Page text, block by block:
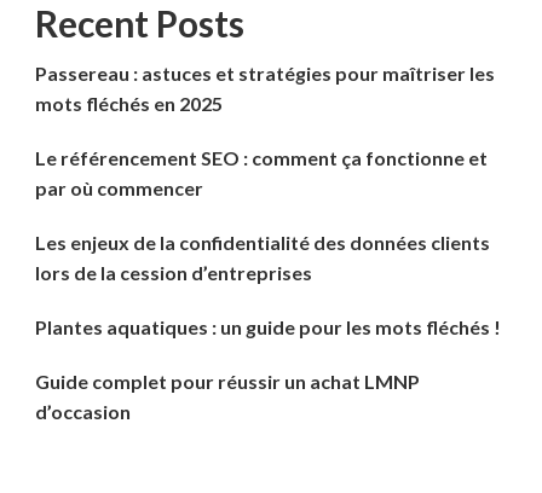
Recent Posts
Passereau : astuces et stratégies pour maîtriser les
mots fléchés en 2025
Le référencement SEO : comment ça fonctionne et
par où commencer
Les enjeux de la confidentialité des données clients
lors de la cession d’entreprises
Plantes aquatiques : un guide pour les mots fléchés !
Guide complet pour réussir un achat LMNP
d’occasion